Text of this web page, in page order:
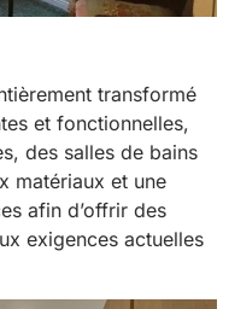
transformé
et fonctionnelles,
des salles de bains
matériaux et une
afin d’offrir des
exigences actuelles